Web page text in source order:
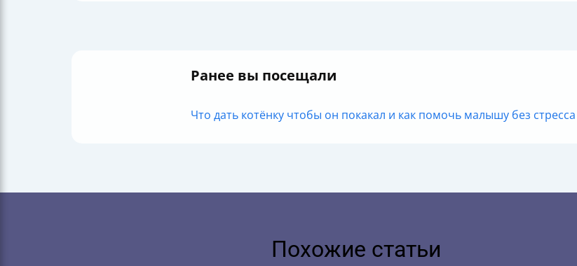
Ранее вы посещали
Что дать котёнку чтобы он покакал и как помочь малышу без стресса
Похожие статьи